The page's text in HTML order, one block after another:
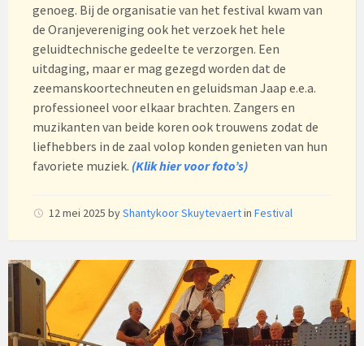
genoeg. Bij de organisatie van het festival kwam van
de Oranjevereniging ook het verzoek het hele
geluidtechnische gedeelte te verzorgen. Een
uitdaging, maar er mag gezegd worden dat de
zeemanskoortechneuten en geluidsman Jaap e.e.a.
professioneel voor elkaar brachten. Zangers en
muzikanten van beide koren ook trouwens zodat de
liefhebbers in de zaal volop konden genieten van hun
favoriete muziek. (Klikhier voor foto’s)
12 mei 2025 byShantykoor Skuytevaertin Festival